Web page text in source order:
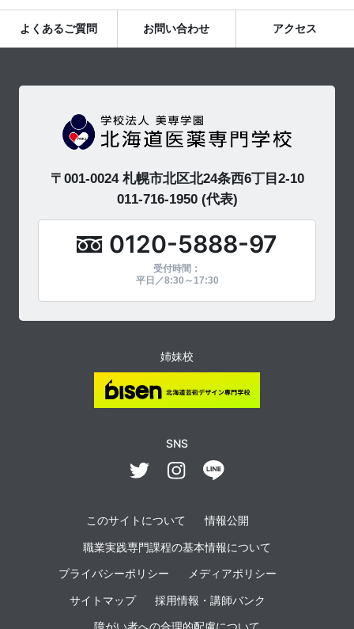
よくあるご質問 お問い合わせ アクセス
〒001-0024 札幌市北区北24条西6丁目2-10
011-716-1950(代表)
0120-5888-97
受付時間：
平日／8:30～17:30
姉妹校
SNS
このサイトについて 情報公開
職業実践専門課程の基本情報について
プライバシーポリシー メディアポリシー
サイトマップ 採用情報・講師バンク